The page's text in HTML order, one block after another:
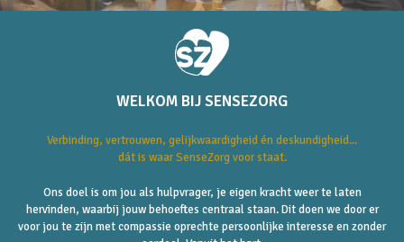
WELKOM BIJ SENSEZORG
Verbinding, vertrouwen, gelijkwaardigheid én deskundigheid...
dát is waar SenseZorg voor staat.
Ons doel is om jou als hulpvrager, je eigen kracht weer te laten
hervinden, waarbij jouw behoeftes centraal staan. Dit doen we door er
voor jou te zijn met compassie oprechte persoonlijke interesse en zonder